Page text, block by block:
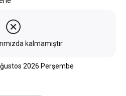
kalmamıştır.
2026 Perşembe